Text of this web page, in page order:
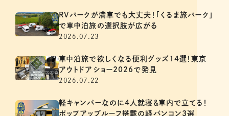
RVパークが満車でも大丈夫！「くるま旅パーク」
で車中泊旅の選択肢が広がる
2026.07.23
車中泊旅で欲しくなる便利グッズ14選！東京
アウトドアショー2026で発見
2026.07.22
軽キャンパーなのに4人就寝＆車内で立てる！
ポップアップルーフ搭載の軽バンコン3選